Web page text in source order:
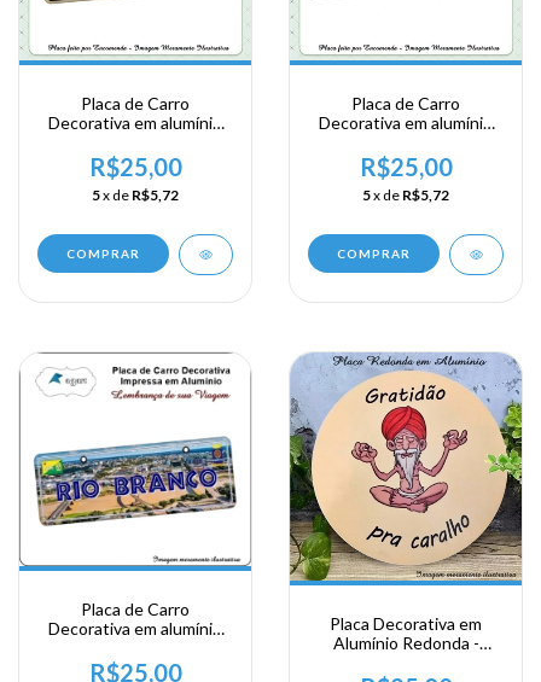
Placa de Carro
Decorativa em alumínio
ao Nordeste - Ceara -
Jericoacara
R$25,00
5x de R$5,72
COMPRAR
Placa de Carro
Decorativa em alumínio
ao Nordeste - Fortaleza
R$25,00
5x de R$5,72
COMPRAR
Placa de Carro
Decorativa em alumínio
ao Norte do Brasil - Rio
R$25,00
Placa Decorativa em
Alumínio Redonda -